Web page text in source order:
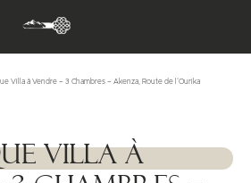
Villa à Vendre – 3 Chambres – Akenza, Route de l’Ourika
1111111Villa à